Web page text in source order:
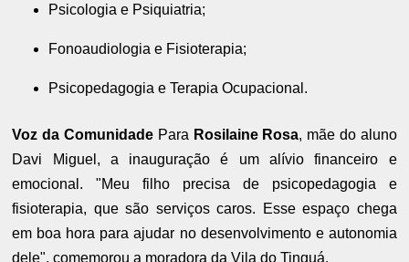
Psicologia e Psiquiatria;
Fonoaudiologia e Fisioterapia;
Psicopedagogia e Terapia Ocupacional.
Voz da ComunidadePara Rosilaine Rosa, mãe do aluno
Davi Miguel, a inauguração é um alívio financeiro e
emocional. "Meu filho precisa de psicopedagogia e
fisioterapia, que são serviços caros. Esse espaço chega
em boa hora para ajudar no desenvolvimento e autonomia
dele", comemorou a moradora da Vila do Tinguá.